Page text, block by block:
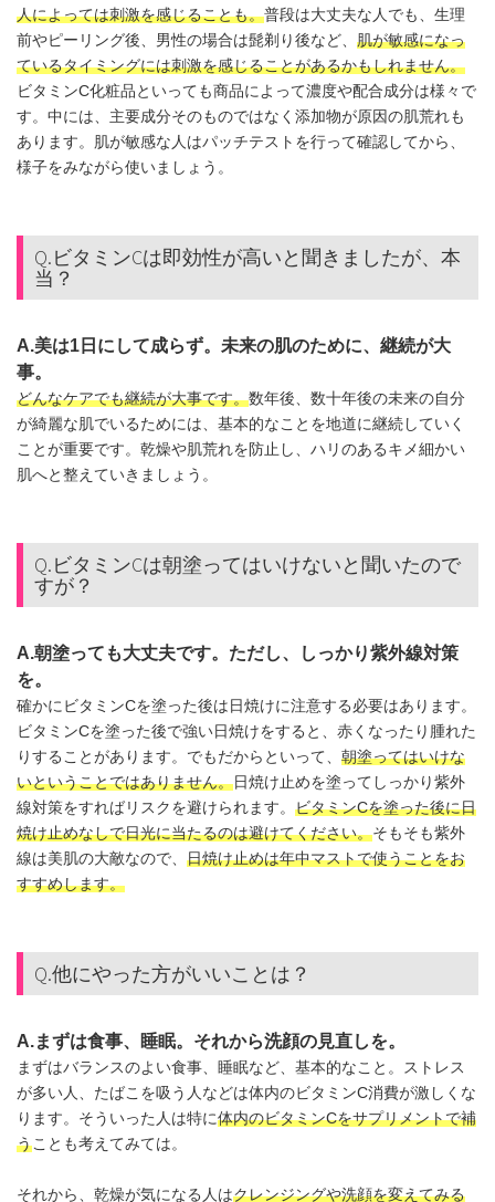
人によっては刺激を感じることも。普段は大丈夫な人でも、生理
前やピーリング後、男性の場合は髭剃り後など、 肌が敏感になっ
ているタイミングには刺激を感じることがあるかもしれません。
ビタミンC化粧品といっても商品によって濃度や配合成分は様々で
す。中には、主要成分そのものではなく添加物が原因の肌荒れも
あります。肌が敏感な人はパッチテストを行って確認してから、
様子をみながら使いましょう。
Q.ビタミンCは即効性が高いと聞きましたが、本
当？
A.美は1日にして成らず。未来の肌のために、継続が大
事。
どんなケアでも継続が大事です。数年後、数十年後の未来の自分
が綺麗な肌でいるためには、基本的なことを地道に継続していく
ことが重要です。乾燥や肌荒れを防止し、ハリのあるキメ細かい
肌へと整えていきましょう。
Q.ビタミンCは朝塗ってはいけないと聞いたので
すが？
A.朝塗っても大丈夫です。ただし、しっかり紫外線対策
を。
確かにビタミンCを塗った後は日焼けに注意する必要はあります。
ビタミンCを塗った後で強い日焼けをすると、赤くなったり腫れた
りすることがあります。でもだからといって、 朝塗ってはいけな
いということではありません。日焼け止めを塗ってしっかり紫外
線対策をすればリスクを避けられます。 ビタミンCを塗った後に日
焼け止めなしで日光に当たるのは避けてください。そもそも紫外
線は美肌の大敵なので、 日焼け止めは年中マストで使うことをお
すすめします。
Q.他にやった方がいいことは？
A.まずは食事、睡眠。それから洗顔の見直しを。
まずはバランスのよい食事、睡眠など、基本的なこと。ストレス
が多い人、たばこを吸う人などは体内のビタミンC消費が激しくな
ります。そういった人は特に体内のビタミンCをサプリメントで補
うことも考えてみては。
それから、乾燥が気になる人はクレンジングや洗顔を変えてみる